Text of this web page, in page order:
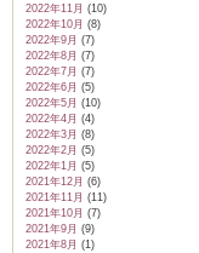
2022年11月 (10)
2022年10月 (8)
2022年9月 (7)
2022年8月 (7)
2022年7月 (7)
2022年6月 (5)
2022年5月 (10)
2022年4月 (4)
2022年3月 (8)
2022年2月 (5)
2022年1月 (5)
2021年12月 (6)
2021年11月 (11)
2021年10月 (7)
2021年9月 (9)
2021年8月 (1)